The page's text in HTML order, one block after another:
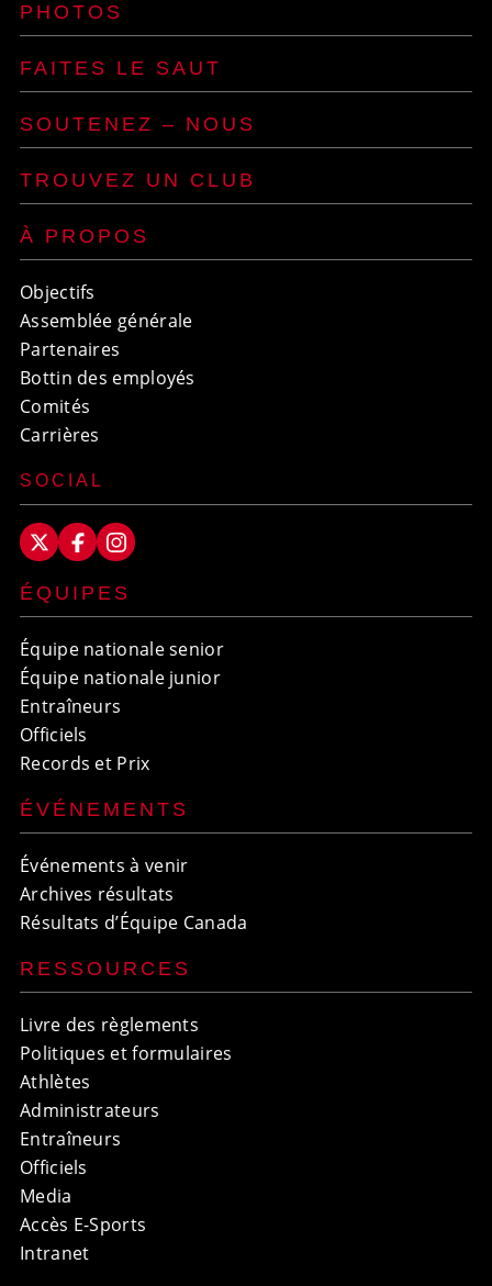
PHOTOS
FAITES LE SAUT
SOUTENEZ – NOUS
TROUVEZ UN CLUB
À PROPOS
Objectifs
Assemblée générale
Partenaires
Bottin des employés
Comités
Carrières
SOCIAL
ÉQUIPES
Équipe nationale senior
Équipe nationale junior
Entraîneurs
Officiels
Records et Prix
ÉVÉNEMENTS
Événements à venir
Archives résultats
Résultats d’Équipe Canada
RESSOURCES
Livre des règlements
Politiques et formulaires
Athlètes
Administrateurs
Entraîneurs
Officiels
Media
Accès E-Sports
Intranet